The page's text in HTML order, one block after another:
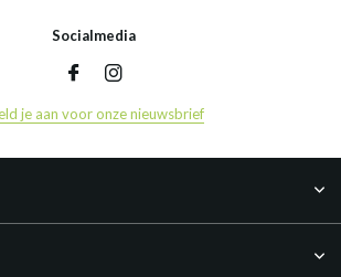
Socialmedia
je aan voor onze nieuwsbrief